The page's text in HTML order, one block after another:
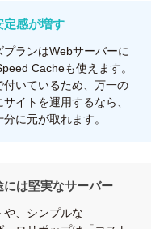
定感が増す
ランはWebサーバーに
Cacheも使えます。
いているため、万一の
イトを運用するなら、
に元が取れます。
は堅実なサーバー
、シンプルな